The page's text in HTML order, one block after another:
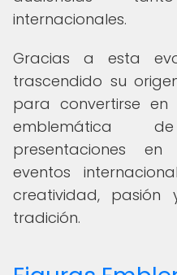
internacionales.
Gracias a esta
trascendido su
para convertirse en
emblemática
presentaciones
eventos
creatividad,
tradición.